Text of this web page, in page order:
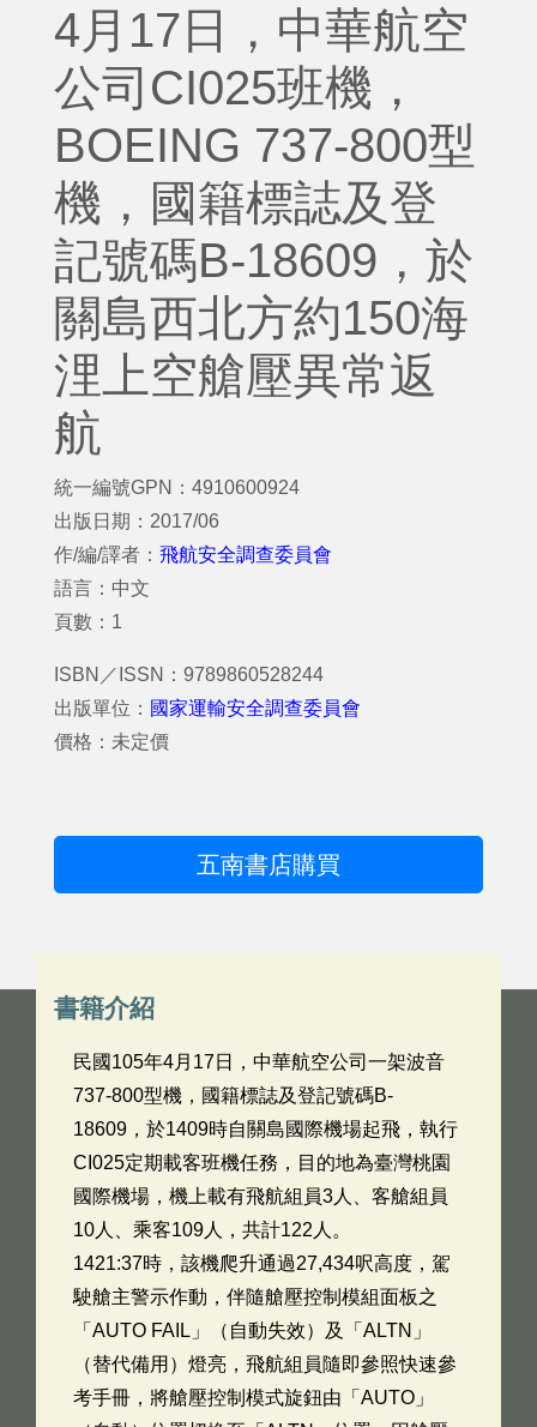
4月17日，中華航空
公司CI025班機，
BOEING 737-800型
機，國籍標誌及登
記號碼B-18609，於
關島西北方約150海
浬上空艙壓異常返
航
統一編號GPN：4910600924
出版日期：2017/06
作/編/譯者： 飛航安全調查委員會
語言：中文
頁數：1
ISBN／ISSN：9789860528244
出版單位： 國家運輸安全調查委員會
價格：未定價
五南書店購買
書籍介紹
民國105年4月17日，中華航空公司一架波音
737-800型機，國籍標誌及登記號碼B-
18609，於1409時自關島國際機場起飛，執行
CI025定期載客班機任務，目的地為臺灣桃園
國際機場，機上載有飛航組員3人、客艙組員
10人、乘客109人，共計122人。
1421:37時，該機爬升通過27,434呎高度，駕
駛艙主警示作動，伴隨艙壓控制模組面板之
「AUTO FAIL」（自動失效）及「ALTN」
（替代備用）燈亮，飛航組員隨即參照快速參
考手冊，將艙壓控制模式旋鈕由「AUTO」